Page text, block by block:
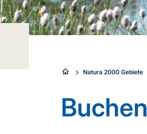
Sie
sind
hier:
Natura 2000 Gebiete